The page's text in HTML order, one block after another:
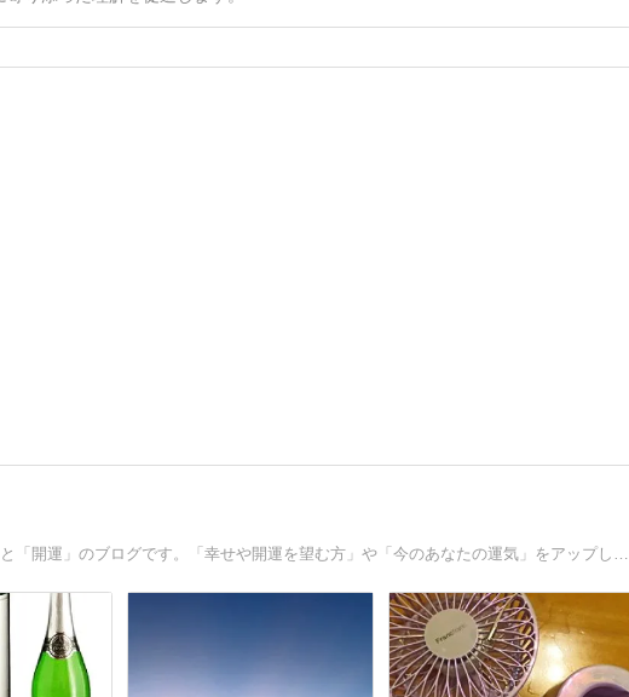
3億２千万アクセスを越えた「スピリチュアル」と「開運」のブログです。「幸せや開運を望む方」や「今のあなたの運気」をアップしたい方にお勧めです。